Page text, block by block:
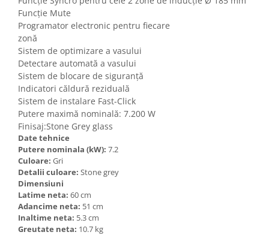
Funcţie Mute
Programator electronic pentru fiecare
zonă
Sistem de optimizare a vasului
Detectare automată a vasului
Sistem de blocare de siguranţă
Indicatori căldură reziduală
Sistem de instalare Fast-Click
Putere maximă nominală: 7.200 W
Finisaj:Stone Grey glass
Date tehnice
Putere nominala (kW): 7.2
Culoare: Gri
Detalii culoare: Stone grey
Dimensiuni
Latime neta: 60 cm
Adancime neta: 51 cm
Inaltime neta: 5.3 cm
Greutate neta: 10.7 kg